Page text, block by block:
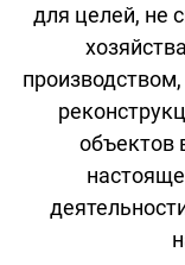
для целей, не
объектов